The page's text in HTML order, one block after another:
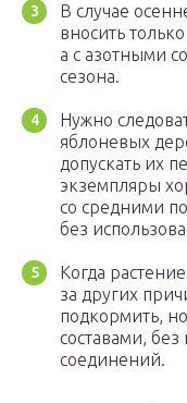
В случае
вносить
а с азотными
сезона.
Нужно
яблоневых
допускать их
экземпляры
со средними
без
Когда
за других
подкормить,
составами,
соединений.